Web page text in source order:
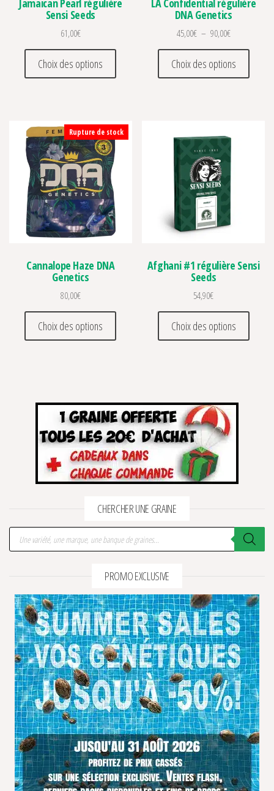
Jamaican Pearl régulière
Sensi Seeds
61,00€
Choix des options
Ce produit a plusieurs variations. Les
LA Confidential régulière
DNA Genetics
45,00€ – 90,00€Plage de prix
Choix des options
Ce
Rupture de stock
Cannalope Haze DNA
Genetics
80,00€
Choix des options
Ce produit a plusieurs variations. Les
Afghani #1 régulière Sensi
Seeds
54,90€
Choix des options
Ce
CHERCHER UNE GRAINE
Recherche de produits
PROMO EXCLUSIVE